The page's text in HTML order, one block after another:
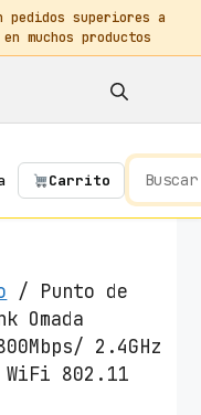
pedidos superiores a
muchos productos
Carrito
/ Punto de
Omada
2.4GHz
802.11